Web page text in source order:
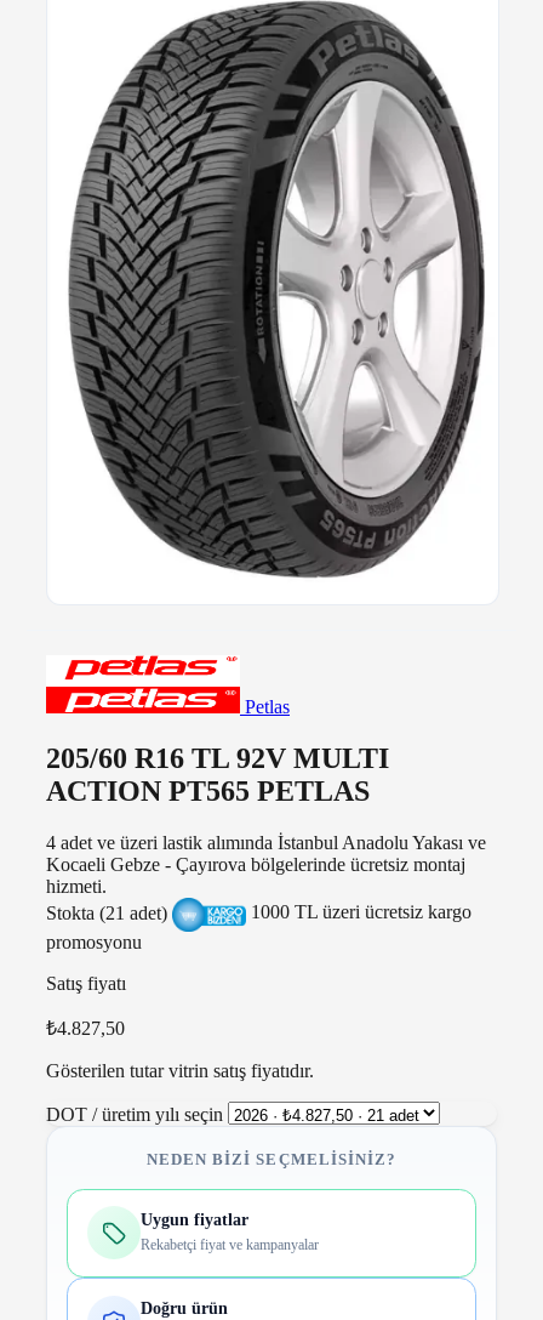
Petlas
205/60 R16 TL 92V MULTI
ACTION PT565 PETLAS
4 adet ve üzeri lastik alımında İstanbul Anadolu Yakası ve
Kocaeli Gebze - Çayırova bölgelerinde ücretsiz montaj
hizmeti.
Stokta (21 adet)
1000 TL üzeri ücretsiz kargo
promosyonu
Satış fiyatı
₺4.827,50
Gösterilen tutar vitrin satış fiyatıdır.
DOT / üretim yılı seçin
NEDEN BIZI SEÇMELISINIZ?
Uygun fiyatlar
Rekabetçi fiyat ve kampanyalar
Doğru ürün